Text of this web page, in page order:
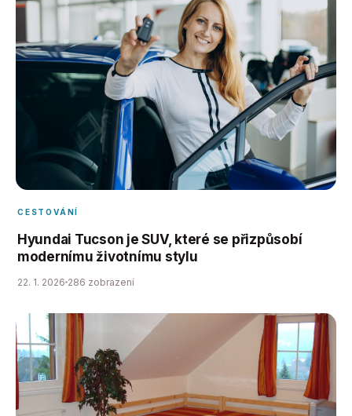
CESTOVÁNÍ
Hyundai Tucson je SUV, které se přizpůsobí
modernímu životnímu stylu
22. 1. 2026 286 zobrazení